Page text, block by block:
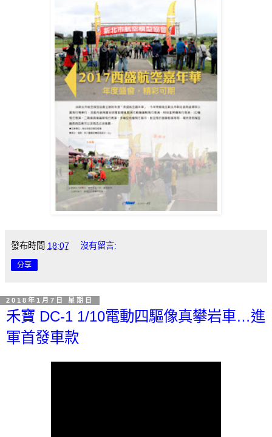
發布時間 18:07 沒有留言:
分享
2018年1月7日 星期日
禾寶 DC-1 1/10電動四驅像真攀岩車…進
軍首發車款